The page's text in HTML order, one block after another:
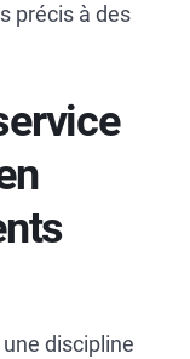
précis à des
discipline